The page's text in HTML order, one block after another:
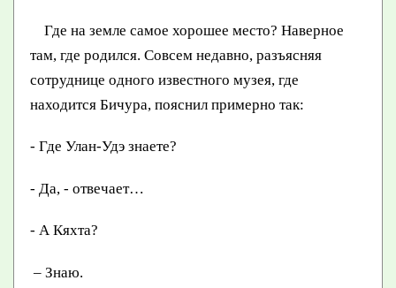
Где на земле самое хорошее место? Наверное
там, где родился. Совсем недавно, разъясняя
сотруднице одного известного музея, где
находится Бичура, пояснил примерно так:
- Где Улан-Удэ знаете?
- Да, - отвечает…
- А Кяхта?
– Знаю.